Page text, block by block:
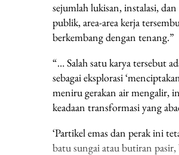
sejumlah lukisan, instalasi,
publik, area-area kerja
berkembang dengan tenang.”
“… Salah satu karya tersebut
sebagai eksplorasi
meniru gerakan air mengalir,
keadaan transformasi yang
‘Partikel emas dan perak ini
batu sungai atau butiran